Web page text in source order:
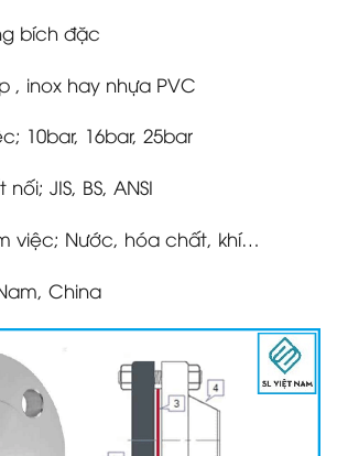
bích đặc
, inox hay nhựa PVC
10bar, 16bar, 25bar
JIS, BS, ANSI
việc; Nước, hóa chất, khí…
China